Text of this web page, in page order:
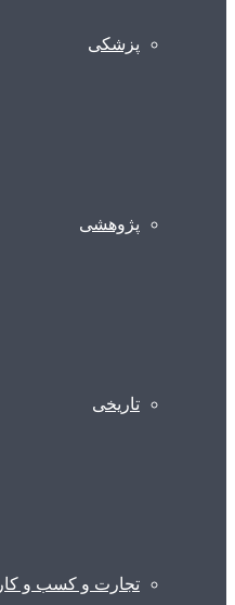
پزشکی
پژوهشی
تاریخی
تجارت و کسب و کار